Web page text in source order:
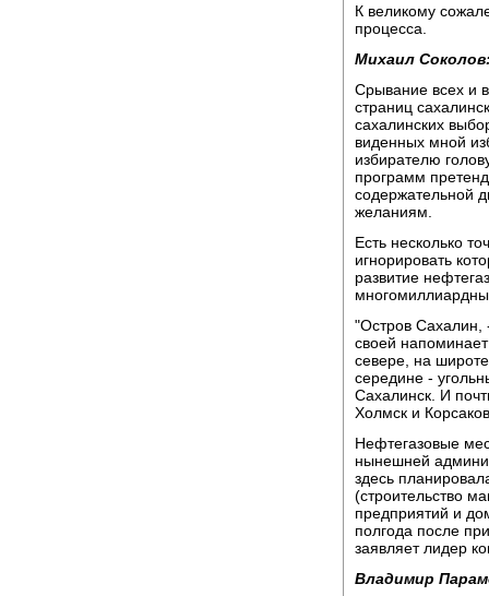
К великому
процесса.
Михаил
Срывание всех и
страниц
сахалинских
виденных мной
избирателю
программ
содержательной
желаниям.
Есть несколько
игнорировать
развитие
"Остров Сахалин,
своей
севере, на
середине -
Сахалинск. И
Холмск и
Нефтегазовые
нынешней
здесь
(строительство
предприятий и
полгода после
заявляет лидер
Владимир